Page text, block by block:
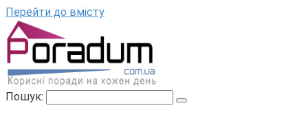
Перейти до вмісту
Пошук: